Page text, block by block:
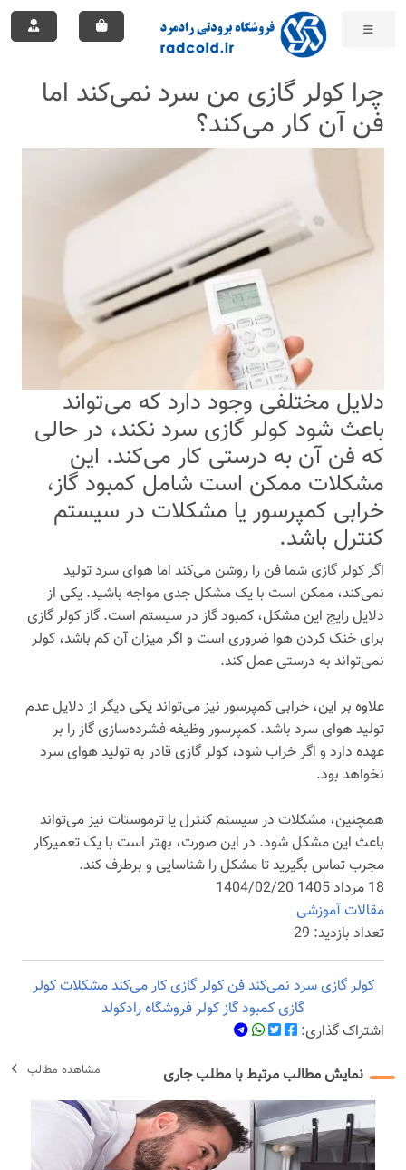
چرا کولر گازی من سرد نمی‌کند اما
فن آن کار می‌کند؟
دلایل مختلفی وجود دارد که می‌تواند
باعث شود کولر گازی سرد نکند، در حالی
که فن آن به درستی کار می‌کند. این
مشکلات ممکن است شامل کمبود گاز،
خرابی کمپرسور یا مشکلات در سیستم
کنترل باشد.
اگر کولر گازی شما فن را روشن می‌کند اما هوای سرد تولید
نمی‌کند، ممکن است با یک مشکل جدی مواجه باشید. یکی از
دلایل رایج این مشکل، کمبود گاز در سیستم است. گاز کولر گازی
برای خنک کردن هوا ضروری است و اگر میزان آن کم باشد، کولر
نمی‌تواند به درستی عمل کند.
علاوه بر این، خرابی کمپرسور نیز می‌تواند یکی دیگر از دلایل عدم
تولید هوای سرد باشد. کمپرسور وظیفه فشرده‌سازی گاز را بر
عهده دارد و اگر خراب شود، کولر گازی قادر به تولید هوای سرد
نخواهد بود.
همچنین، مشکلات در سیستم کنترل یا ترموستات نیز می‌تواند
باعث این مشکل شود. در این صورت، بهتر است با یک تعمیرکار
مجرب تماس بگیرید تا مشکل را شناسایی و برطرف کند.
18 مرداد 1405 1404/02/20
مقالات آموزشی
تعداد بازدید: 29
کولر گازی سرد نمی‌کندفن کولر گازی کار می‌کندمشکلات کولر
گازیکمبود گاز کولرفروشگاه رادکولد
اشتراک گذاری:
نمایش مطالب مرتبط با مطلب جاری
مشاهده مطالب